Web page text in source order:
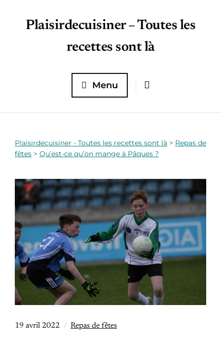
Plaisirdecuisiner – Toutes les
recettes sont là
Menu
Plaisirdecuisiner - Toutes les recettes sont là > Repas de
fêtes > Qu’est-ce qu’on mange à Pâques ?
19 avril 2022 Repas de fêtes